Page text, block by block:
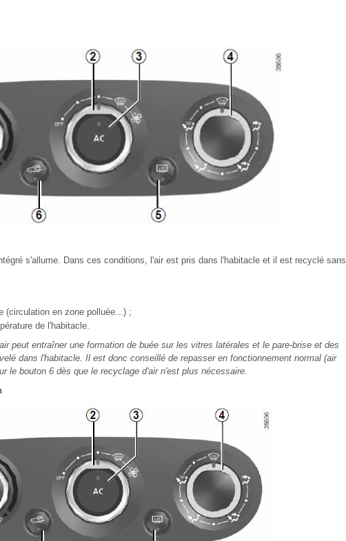
s'allume. Dans ces conditions, l'air est pris dans l'habitacle et il est recyclé sans
(circulation en zone polluée...) ;
de l'habitacle.
peut entraîner une formation de buée sur les vitres latérales et le pare-brise et des
dans l'habitacle. Il est donc conseillé de repasser en fonctionnement normal (air
le bouton 6 dès que le recyclage d'air n'est plus nécessaire.